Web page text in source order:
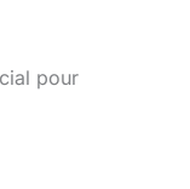
pour